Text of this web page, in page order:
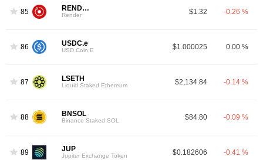
85 RENDER
Render $1.32 -0.26 %
86 USDC.e
USD Coin.E $1.000025 0.00 %
87 LSETH
Liquid Staked Ethereum $2,134.84 -0.14 %
88 BNSOL
Binance Staked SOL $84.80 -0.09 %
89 JUP
Jupiter Exchange Token $0.182606 -0.41 %